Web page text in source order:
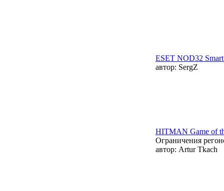
ESET NOD32
автор: SergZ
HITMAN Game of
Ограничения
автор: Artur Tkach